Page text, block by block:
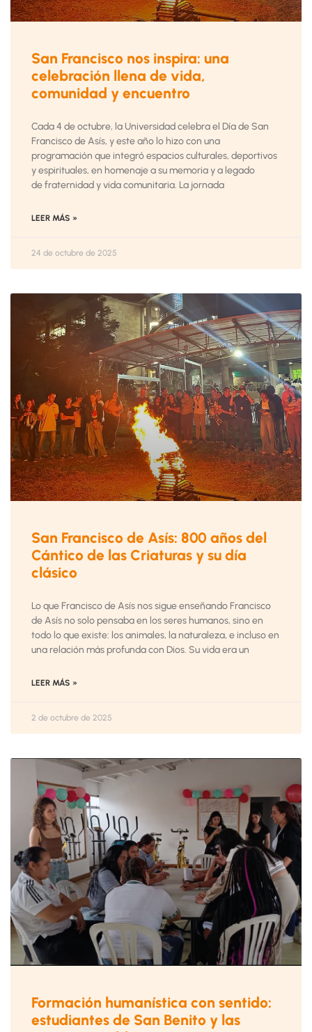
San Francisco nos inspira: una
celebración llena de vida,
comunidad y encuentro
Cada 4 de octubre, la Universidad celebra el Día de San
Francisco de Asís, y este año lo hizo con una
programación que integró espacios culturales, deportivos
y espirituales, en homenaje a su memoria y a legado
de fraternidad y vida comunitaria. La jornada
LEER MÁS »
24 de octubre de 2025
San Francisco de Asís: 800 años del
Cántico de las Criaturas y su día
clásico
Lo que Francisco de Asís nos sigue enseñando Francisco
de Asís no solo pensaba en los seres humanos, sino en
todo lo que existe: los animales, la naturaleza, e incluso en
una relación más profunda con Dios. Su vida era un
LEER MÁS »
2 de octubre de 2025
Formación humanística con sentido:
estudiantes de San Benito y las